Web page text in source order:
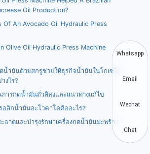
Oil Production?
Of An Avocado Oil Hydraulic Press
Olive Oil Hydraulic Press Machine
น้ำมันด้วยสกรูช่วยให้ธุรกิจน้ำมันในโกเซโว
งไร?
ารกดน้ำมันถั่วลิสงและแนวทางแก้ไข
อลิกน้ำมันอะโวคาโดคืออะไร?
อาดและบำรุงรักษาเครื่องกดน้ำมันมะพร้าว
Whatsapp
Email
Wechat
Chat